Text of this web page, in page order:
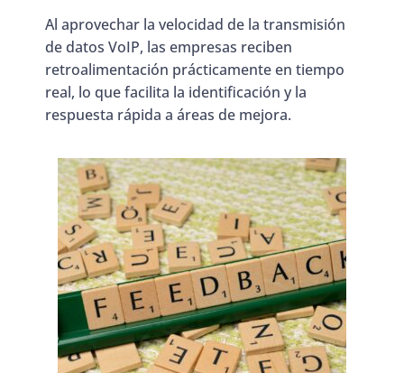
Al aprovechar la velocidad de la transmisión
de datos VoIP, las empresas reciben
retroalimentación prácticamente en tiempo
real, lo que facilita la identificación y la
respuesta rápida a áreas de mejora.